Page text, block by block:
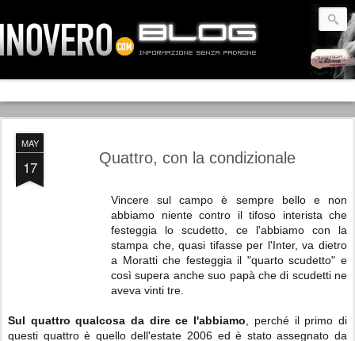
MAY
17 Quattro, con la condizionale
Vincere sul campo è sempre bello e non
abbiamo niente contro il tifoso interista che
festeggia lo scudetto, ce l'abbiamo con la
stampa che, quasi tifasse per l'Inter, va dietro
a Moratti che festeggia il "quarto scudetto" e
così supera anche suo papà che di scudetti ne
aveva vinti tre.
Sul quattro qualcosa da dire ce l'abbiamo , perché il primo di
questi quattro è quello dell'estate 2006 ed è stato assegnato da